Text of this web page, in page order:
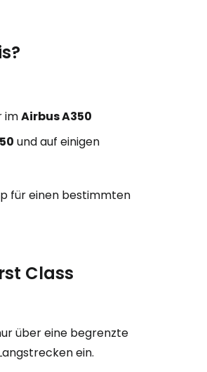
imAirbus A350
und auf einigen
für einen bestimmten
Class
über eine begrenzte
ein.